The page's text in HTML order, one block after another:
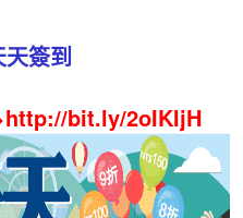
簽到
http://bit.ly/2oIKIjH